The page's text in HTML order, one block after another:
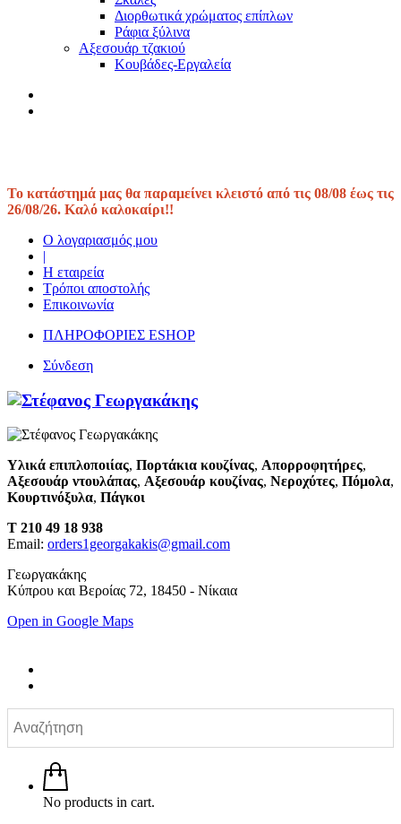
Διορθωτικά χρώματος επίπλων
Ράφια ξύλινα
Αξεσουάρ τζακιού
Κουβάδες-Εργαλεία
Το κατάστημά μας θα παραμείνει κλειστό από τις 08/08 έως τις
26/08/26. Καλό καλοκαίρι!!
Ο λογαριασμός μου
|
Η εταιρεία
Τρόποι αποστολής
Επικοινωνία
ΠΛΗΡΟΦΟΡΙΕΣ ESHOP
Σύνδεση
Υλικά επιπλοποιίας, Πορτάκια κουζίνας, Απορροφητήρες,
Αξεσουάρ ντουλάπας, Αξεσουάρ κουζίνας, Νεροχύτες, Πόμολα,
Κουρτινόξυλα, Πάγκοι
T 210 49 18 938
Email: orders1georgakakis@gmail.com
Γεωργακάκης
Κύπρου και Βεροίας 72, 18450 - Νίκαια
Open in Google Maps
No products in cart.